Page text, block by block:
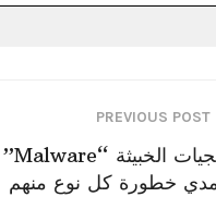
PREVIOUS POST
ماهي البرمجيات الخبيثة “Malware”
خطورة كل نوع منهم